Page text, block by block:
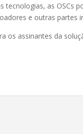
tecnologias, as
e outras
os assinantes da